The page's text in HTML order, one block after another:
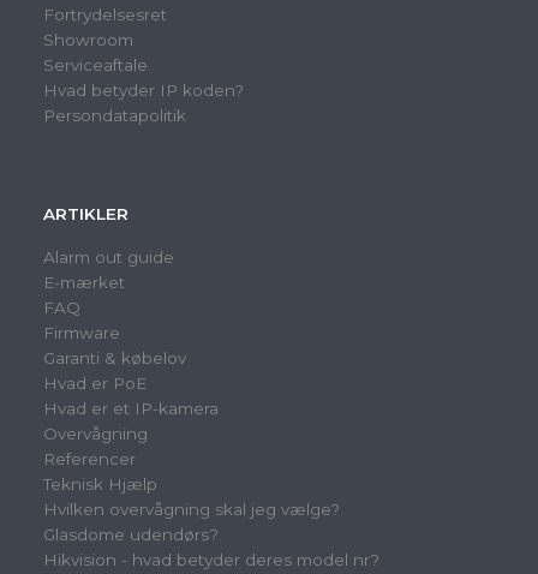
Fortrydelsesret
Showroom
Serviceaftale
Hvad betyder IP koden?
Persondatapolitik
ARTIKLER
Alarm out guide
E-mærket
FAQ
Firmware
Garanti & købelov
Hvad er PoE
Hvad er et IP-kamera
Overvågning
Referencer
Teknisk Hjælp
Hvilken overvågning skal jeg vælge?
Glasdome udendørs?
Hikvision - hvad betyder deres model nr?